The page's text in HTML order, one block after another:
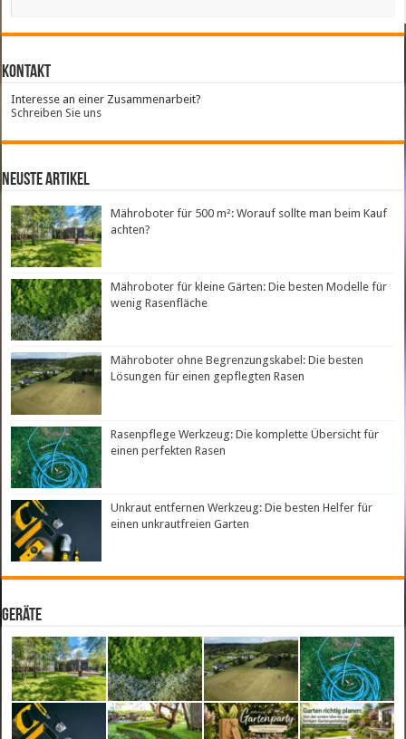
Kontakt
Interesse an einer Zusammenarbeit?
Schreiben Sie uns
neuste Artikel
Mähroboter für 500 m²: Worauf sollte man beim Kauf
achten?
Mähroboter für kleine Gärten: Die besten Modelle für
wenig Rasenfläche
Mähroboter ohne Begrenzungskabel: Die besten
Lösungen für einen gepflegten Rasen
Rasenpflege Werkzeug: Die komplette Übersicht für
einen perfekten Rasen
Unkraut entfernen Werkzeug: Die besten Helfer für
einen unkrautfreien Garten
Geräte